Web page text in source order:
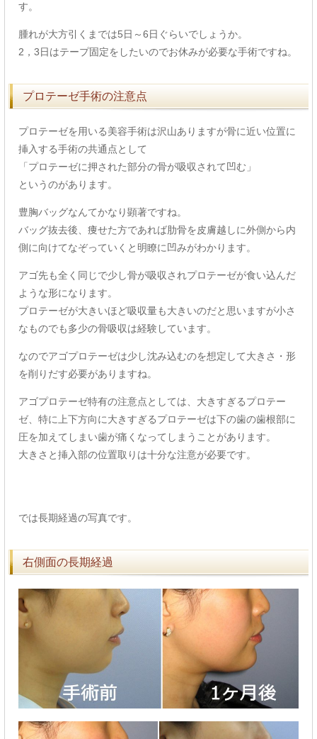
す。
腫れが大方引くまでは5日～6日ぐらいでしょうか。
2，3日はテープ固定をしたいのでお休みが必要な手術ですね。
プロテーゼ手術の注意点
プロテーゼを用いる美容手術は沢山ありますが骨に近い位置に
挿入する手術の共通点として
「プロテーゼに押された部分の骨が吸収されて凹む」
というのがあります。
豊胸バッグなんてかなり顕著ですね。
バッグ抜去後、痩せた方であれば肋骨を皮膚越しに外側から内
側に向けてなぞっていくと明瞭に凹みがわかります。
アゴ先も全く同じで少し骨が吸収されプロテーゼが食い込んだ
ような形になります。
プロテーゼが大きいほど吸収量も大きいのだと思いますが小さ
なものでも多少の骨吸収は経験しています。
なのでアゴプロテーゼは少し沈み込むのを想定して大きさ・形
を削りだす必要がありますね。
アゴプロテーゼ特有の注意点としては、大きすぎるプロテー
ゼ、特に上下方向に大きすぎるプロテーゼは下の歯の歯根部に
圧を加えてしまい歯が痛くなってしまうことがあります。
大きさと挿入部の位置取りは十分な注意が必要です。
では長期経過の写真です。
右側面の長期経過